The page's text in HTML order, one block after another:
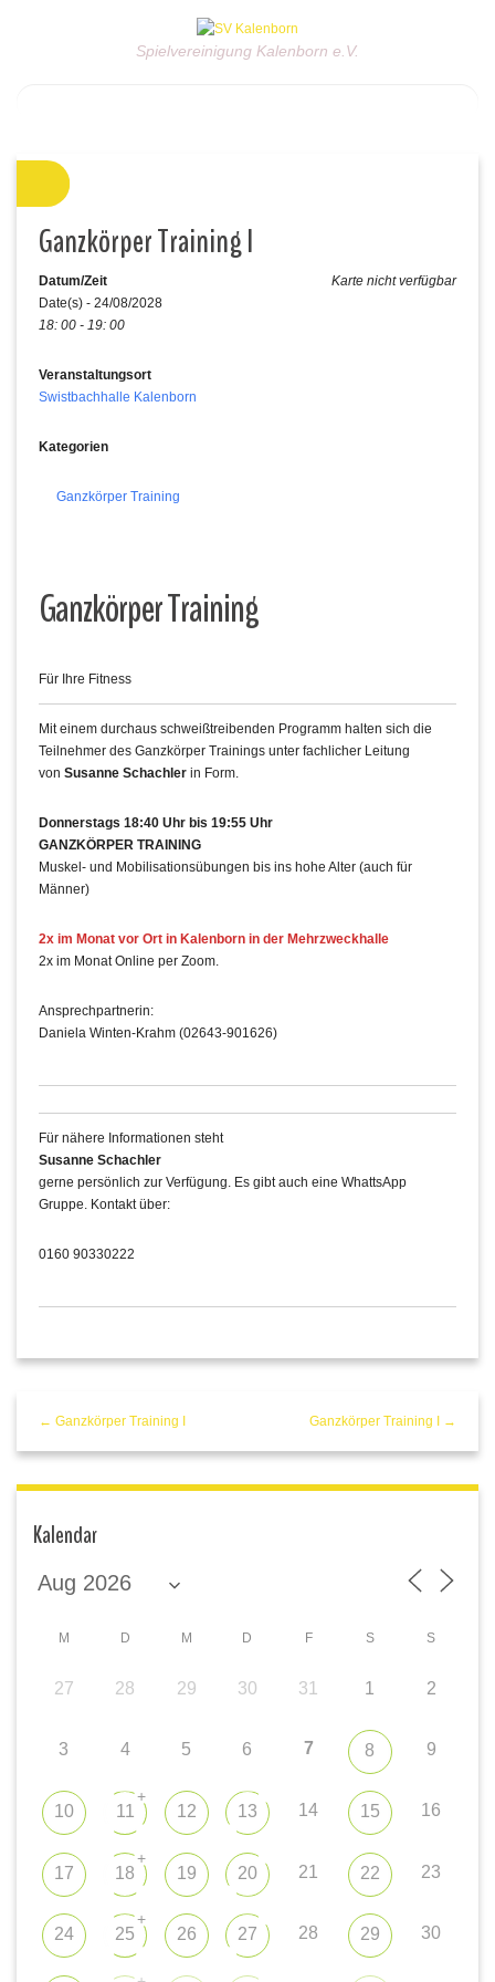
Spielvereinigung Kalenborn e.V.
Ganzkörper Training I
Karte nicht verfügbar
Datum/Zeit
Date(s) - 24/08/2028
18: 00 - 19: 00
Veranstaltungsort
Swistbachhalle Kalenborn
Kategorien
Ganzkörper Training
Ganzkörper Training
Für Ihre Fitness
Mit einem durchaus schweißtreibenden Programm halten sich die
Teilnehmer des Ganzkörper Trainings unter fachlicher Leitung
von Susanne Schachler in Form.
Donnerstags 18:40 Uhr bis 19:55 Uhr
GANZKÖRPER TRAINING
Muskel- und Mobilisationsübungen bis ins hohe Alter (auch für
Männer)
2x im Monat vor Ort in Kalenborn in der Mehrzweckhalle
2x im Monat Online per Zoom.
Ansprechpartnerin:
Daniela Winten-Krahm (02643-901626)
Für nähere Informationen steht
Susanne Schachler
gerne persönlich zur Verfügung. Es gibt auch eine WhattsApp
Gruppe. Kontakt über:
0160 90330222
← Ganzkörper Training I Ganzkörper Training I →
Kalendar
M D M D F S S
27 28 29 30 31 1 2
3 4 5 6 7 8 9
10 11
+
12 13 14 15 16
17 18
+
19 20 21 22 23
24 25
+
26 27 28 29 30